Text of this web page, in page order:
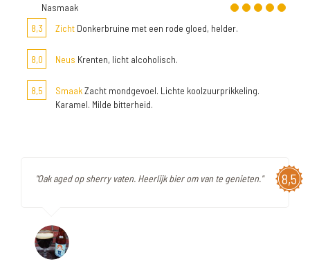
Nasmaak
8,3
Zicht Donkerbruine met een rode gloed, helder.
8,0 Neus Krenten, licht alcoholisch.
8,5 SmaakZacht mondgevoel. Lichte koolzuurprikkeling.
Karamel. Milde bitterheid.
8,5
"Oak aged op sherry vaten. Heerlijk bier om van te genieten."